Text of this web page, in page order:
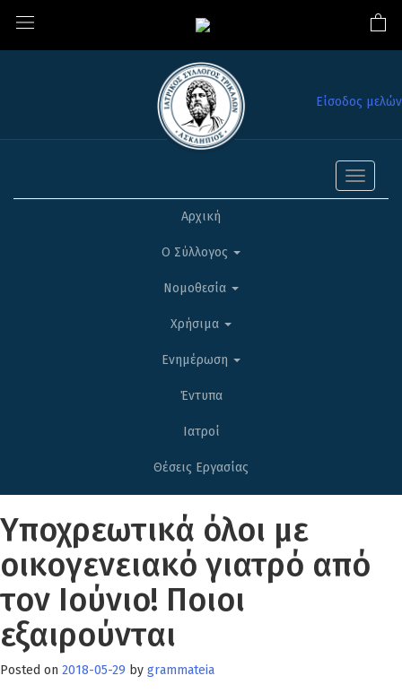
Είσοδος μελών
Toggle
Αρχική
Ο Σύλλογος
Νομοθεσία
Χρήσιμα
Ενημέρωση
Έντυπα
Ιατροί
Θέσεις Εργασίας
Υποχρεωτικά όλοι με
οικογενειακό γιατρό από
τον Ιούνιο! Ποιοι
εξαιρούνται
Posted on 2018-05-29 by grammateia